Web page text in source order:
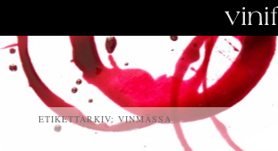
ETIKETTARKIV: VINMÄSSA